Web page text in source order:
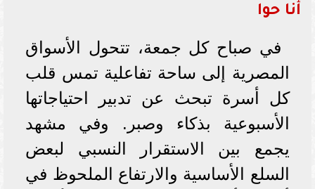
أنا حوا
في صباح كل جمعة، تتحول الأسواق
المصرية إلى ساحة تفاعلية تمس قلب
كل أسرة تبحث عن تدبير احتياجاتها
الأسبوعية بذكاء وصبر. وفي مشهد
يجمع بين الاستقرار النسبي لبعض
السلع الأساسية والارتفاع الملحوظ في